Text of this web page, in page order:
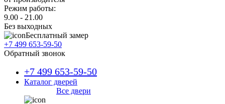
Режим работы:
9.00 - 21.00
Без выходных
Бесплатный замер
+7 499 653-59-50
Обратный звонок
+7 499 653-59-50
Каталог дверей
Все двери